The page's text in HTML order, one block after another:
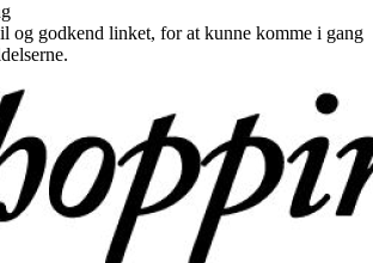
og godkend linket, for at kunne komme i gang